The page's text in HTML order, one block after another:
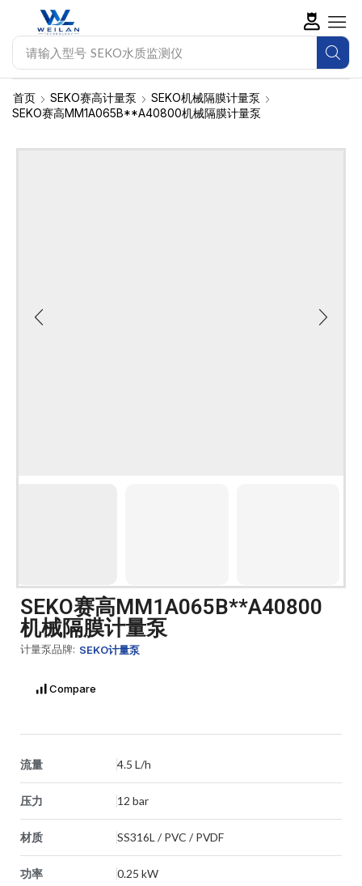
请输入型号 SEKO水质监测仪
首页 SEKO赛高计量泵
SEKO机械隔膜计量泵
SEKO赛高MM1A065B**A40800机械隔膜计量泵
SEKO赛高MM1A065B**A40800
机械隔膜计量泵
计量泵品牌: SEKO计量泵
Compare
流量 4.5 L/h
压力 12 bar
材质 SS316L / PVC / PVDF
功率 0.25 kW